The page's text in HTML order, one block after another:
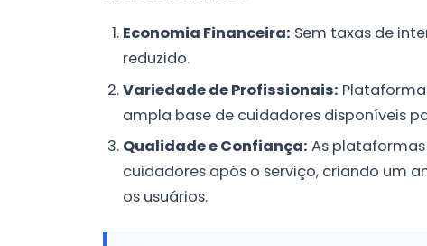
Economia Financeira: Sem taxas de
reduzido.
Variedade de Profissionais:
ampla base de cuidadores disponíveis
Qualidade e Confiança: As
cuidadores após o serviço, criando um
os usuários.